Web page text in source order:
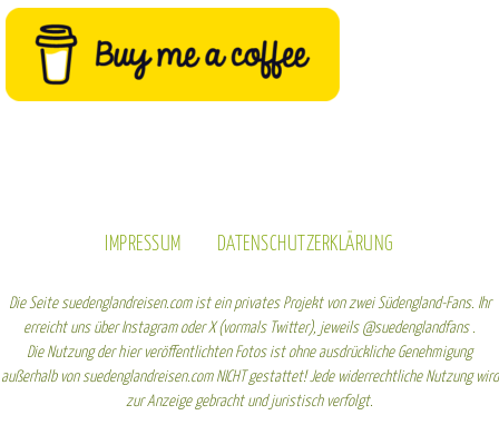
IMPRESSUM DATENSCHUTZERKLÄRUNG
Die Seite suedenglandreisen.com ist ein privates Projekt von zwei Südengland-Fans. Ihr
erreicht uns über Instagram oder X (vormals Twitter), jeweils @suedenglandfans .
Die Nutzung der hier veröffentlichten Fotos ist ohne ausdrückliche Genehmigung
außerhalb von suedenglandreisen.com NICHT gestattet! Jede widerrechtliche Nutzung wird
zur Anzeige gebracht und juristisch verfolgt.